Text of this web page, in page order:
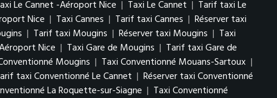
Le Cannet -Aéroport Nice | Taxi Le Cannet | Tarif taxi Le
Nice | Taxi Cannes | Tarif taxi Cannes | Réserver taxi
| Tarif taxi Mougins | Réserver taxi Mougins | Taxi
Nice | Taxi Gare de Mougins | Tarif taxi Gare de
Mougins | Taxi Conventionné Mouans-Sartoux |
taxi Conventionné Le Cannet | Réserver taxi Conventionné
La Roquette-sur-Siagne | Taxi Conventionné